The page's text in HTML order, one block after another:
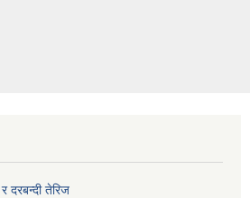
दरबन्दी तेरिज